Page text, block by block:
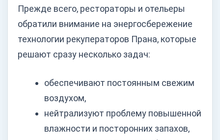
Прежде всего, рестораторы и отельеры
обратили внимание на энергосбережение
технологии рекуператоров Прана, которые
решают сразу несколько задач:
обеспечивают постоянным свежим
воздухом,
нейтрализуют проблему повышенной
влажности и посторонних запахов,